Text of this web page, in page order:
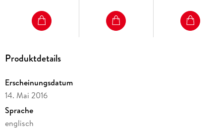
Produktdetails
Erscheinungsdatum
14. Mai 2016
Sprache
englisch